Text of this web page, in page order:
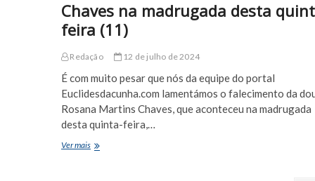
Chaves na madrugada desta
feira (11)
Redação 12 de julho de 2024
É com muito pesar que nós da equipe do portal
Euclidesdacunha.com lamentámos o falecimento da
Rosana Martins Chaves, que aconteceu na madrugada
desta quinta-feira,…
Ver maisMorre